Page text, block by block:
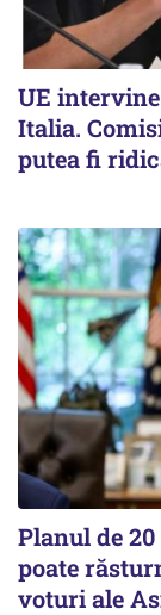
UE
Italia.
putea fi
Planul de
poate
voturi ale